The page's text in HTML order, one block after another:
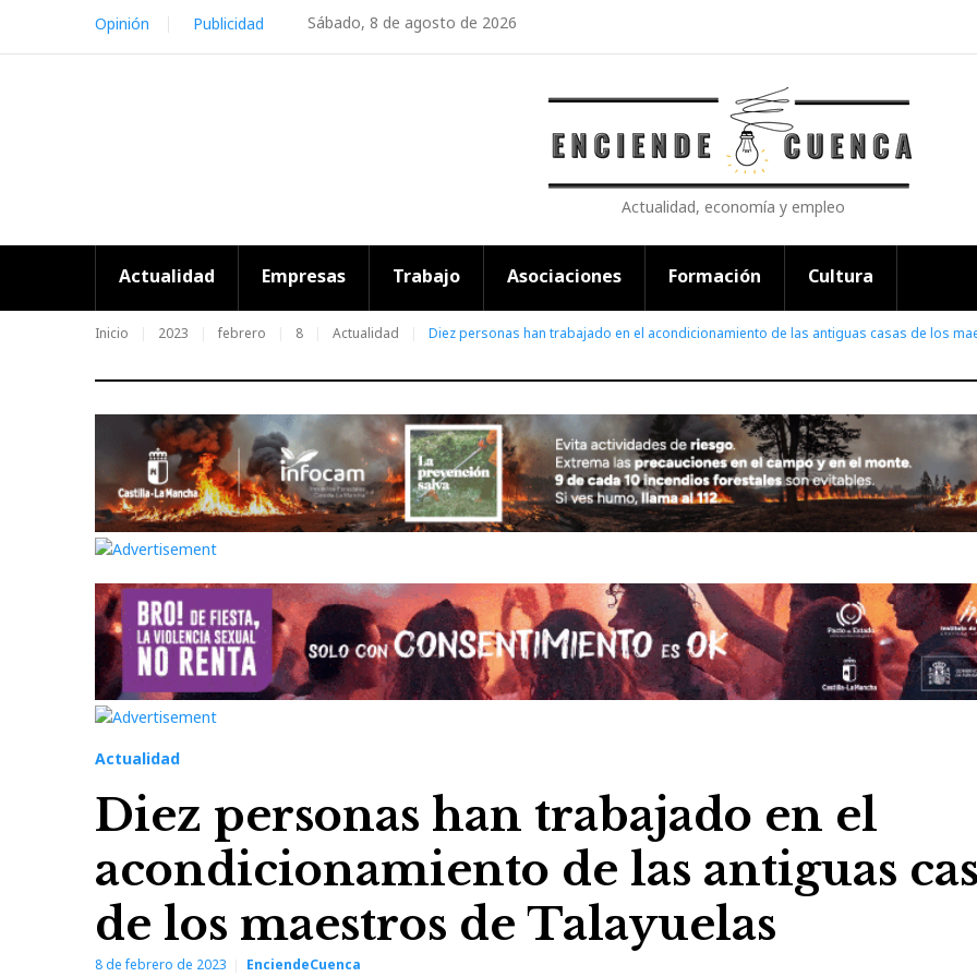
content
Sábado, 8 de agosto de 2026
Opinión Publicidad
Actualidad, economía y empleo
Actualidad Empresas Trabajo Asociaciones Formación Cultura
Inicio 2023 febrero 8 Actualidad Diez personas han trabajado en el acondicionamiento de las antiguas casas de los
Actualidad
Diez personas han trabajado en el
acondicionamiento de las antiguas
de los maestros de Talayuelas
8 de febrero de 2023 EnciendeCuenca